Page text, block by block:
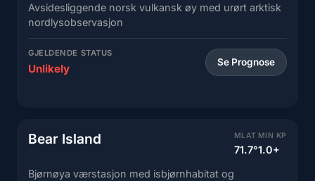
Avsidesliggende norsk vulkansk øy med urørt arktisk
nordlysobservasjon
GJELDENDE STATUS
Unlikely Se Prognose
Bear Island MLAT
71.7°
MIN KP
1.0+
Bjørnøya værstasjon med isbjørnhabitat og